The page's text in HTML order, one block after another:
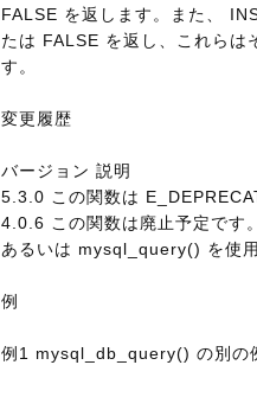
FALSE を返します。また、
たは FALSE を返し、これらは
す。
変更履歴
バージョン 説明
5.3.0 この関数は
4.0.6 この関数は廃止予定です
あるいは mysql_query() を使用
例
例1 mysql_db_query() の別の